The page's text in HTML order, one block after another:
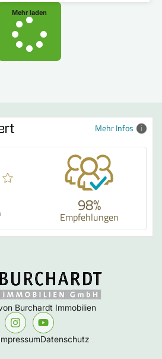
Mehr laden
Mehr Infos
98%
Empfehlungen
Burchardt Immobilien
Datenschutz